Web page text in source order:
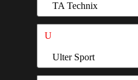
TA Technix
U
Ulter Sport